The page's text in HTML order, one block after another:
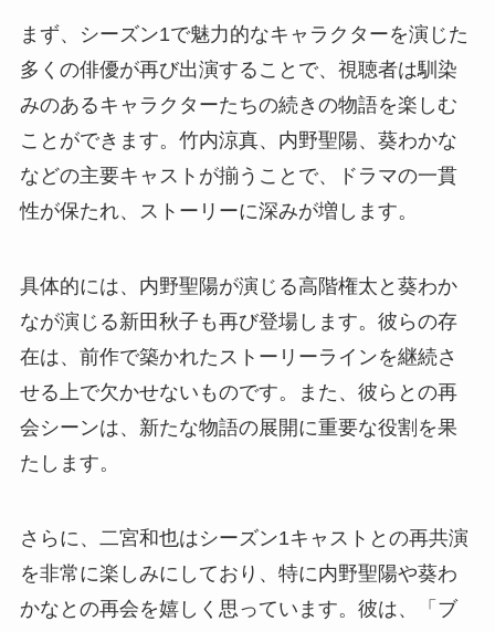
まず、シーズン1で魅力的なキャラクターを演じた
多くの俳優が再び出演することで、視聴者は馴染
みのあるキャラクターたちの続きの物語を楽しむ
ことができます。竹内涼真、内野聖陽、葵わかな
などの主要キャストが揃うことで、ドラマの一貫
性が保たれ、ストーリーに深みが増します。
具体的には、内野聖陽が演じる高階権太と葵わか
なが演じる新田秋子も再び登場します。彼らの存
在は、前作で築かれたストーリーラインを継続さ
せる上で欠かせないものです。また、彼らとの再
会シーンは、新たな物語の展開に重要な役割を果
たします。
さらに、二宮和也はシーズン1キャストとの再共演
を非常に楽しみにしており、特に内野聖陽や葵わ
かなとの再会を嬉しく思っています。彼は、「ブ